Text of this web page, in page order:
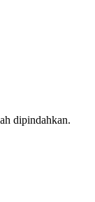
dipindahkan.